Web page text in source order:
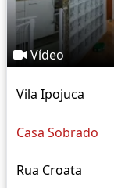
Vídeo
Vila Ipojuca
Casa Sobrado
Rua Croata